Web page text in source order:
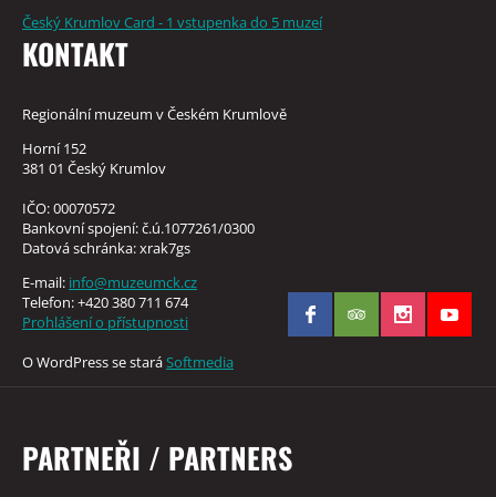
Český Krumlov Card - 1 vstupenka do 5 muzeí
KONTAKT
Regionální muzeum v Českém Krumlově
Horní 152
381 01 Český Krumlov
IČO: 00070572
Bankovní spojení: č.ú.1077261/0300
Datová schránka: xrak7gs
E-mail: info@muzeumck.cz
Telefon: +420 380 711 674
Prohlášení o přístupnosti
O WordPress se staráSoftmedia
PARTNEŘI / PARTNERS